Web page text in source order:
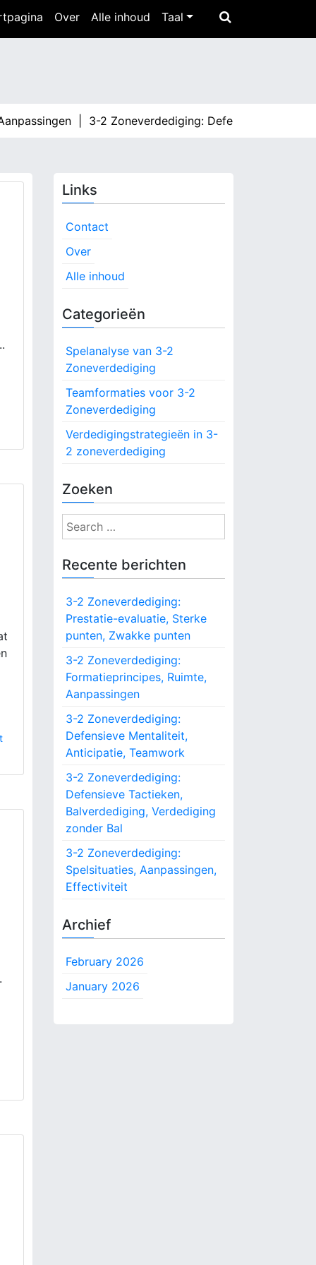
Over Alle inhoud Taal
|3-2 Zoneverdediging: Defensieve Mentaliteit,
Links
Contact
Over
Alle inhoud
Categorieën
Spelanalyse van 3-2
Zoneverdediging
Teamformaties voor 3-2
Zoneverdediging
Verdedigingstrategieën in 3-
2 zoneverdediging
Zoeken
S
e
a
r
h
o
Recente berichten
3-2 Zoneverdediging:
Prestatie-evaluatie, Sterke
punten, Zwakke punten
3-2 Zoneverdediging:
Formatieprincipes, Ruimte,
Aanpassingen
3-2 Zoneverdediging:
Defensieve Mentaliteit,
Anticipatie, Teamwork
3-2 Zoneverdediging:
Defensieve Tactieken,
Balverdediging, Verdediging
zonder Bal
3-2 Zoneverdediging:
Spelsituaties, Aanpassingen,
Effectiviteit
Archief
February 2026
January 2026